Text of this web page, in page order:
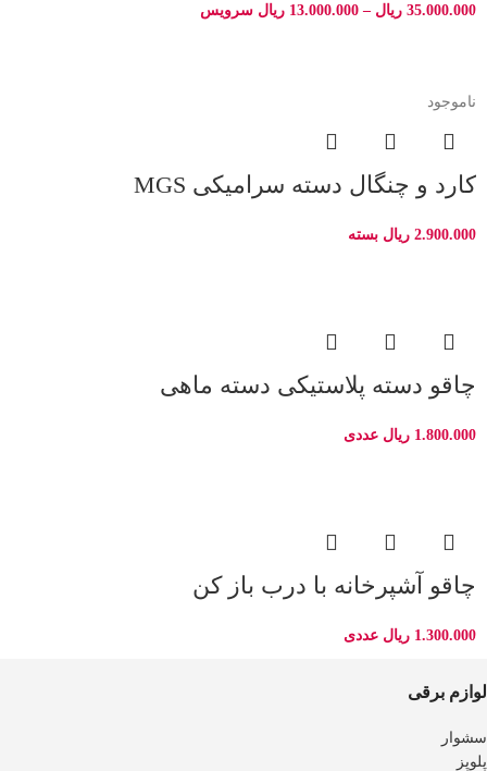
35.000.000 ریال –
13.000.000 ریال سرویس
ناموجود
کارد و چنگال دسته سرامیکی MGS
2.900.000 ریال بسته
چاقو دسته پلاستیکی دسته ماهی
1.800.000 ریال عددی
چاقو آشپرخانه با درب باز کن
1.300.000 ریال عددی
لوازم برقی
سشوار
پلوپز